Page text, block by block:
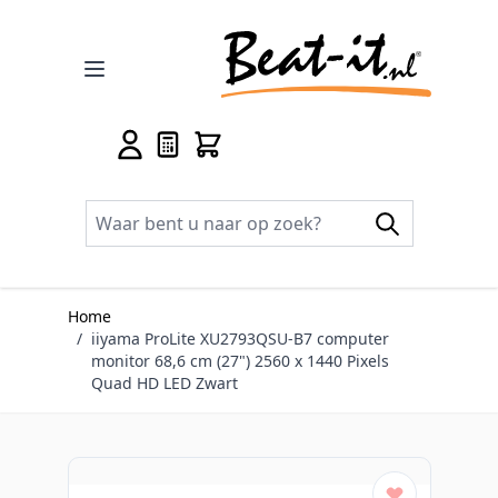
Home
/ iiyama ProLite XU2793QSU-B7 computer
monitor 68,6 cm (27") 2560 x 1440 Pixels
Quad HD LED Zwart